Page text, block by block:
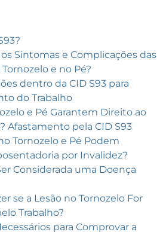
os Sintomas e Complicações das
e no Pé?
dentro da CID S93 para
do Trabalho
e Pé Garantem Direito ao
Afastamento pela CID S93
Tornozelo e Pé Podem
por Invalidez?
Considerada uma Doença
se a Lesão no Tornozelo For
Trabalho?
para Comprovar a